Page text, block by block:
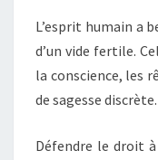
L’esprit humain a
d’un vide fertile.
la conscience, les
de sagesse discrète.
Défendre le droit à